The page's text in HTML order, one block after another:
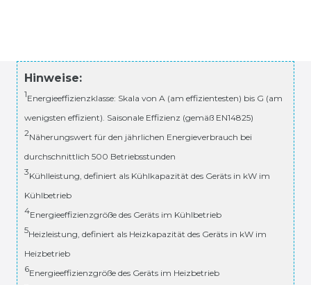
Hinweise:
1Energieeffizienzklasse: Skala von A (am effizientesten) bis G (am
wenigsten effizient). Saisonale Effizienz (gemäß EN14825)
2Näherungswert für den jährlichen Energieverbrauch bei
durchschnittlich 500 Betriebsstunden
3Kühlleistung, definiert als Kühlkapazität des Geräts in kW im
Kühlbetrieb
4Energieeffizienzgröße des Geräts im Kühlbetrieb
5Heizleistung, definiert als Heizkapazität des Geräts in kW im
Heizbetrieb
6Energieeffizienzgröße des Geräts im Heizbetrieb